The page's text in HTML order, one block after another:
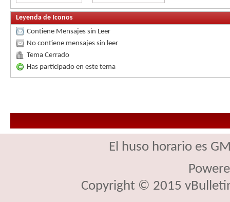
Leyenda de Iconos
Contiene Mensajes sin Leer
No contiene mensajes sin leer
Tema Cerrado
Has participado en este tema
El huso horario es
Copyright © 2015